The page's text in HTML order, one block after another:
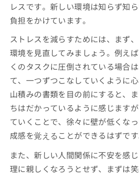
レスです。新しい環境は知らず知
負担をかけています。
ストレスを減らすためには、まず
環境を見直してみましょう。例え
くのタスクに圧倒されている場合
て、一つずつこなしていくように心
山積みの書類を目の前にすると、
ちはだかっているように感じます
ていくことで、徐々に壁が低くな
成感を覚える ことができるはずです
また、新しい人間関係に不安を感
理に親しくなろうとせず、まずは